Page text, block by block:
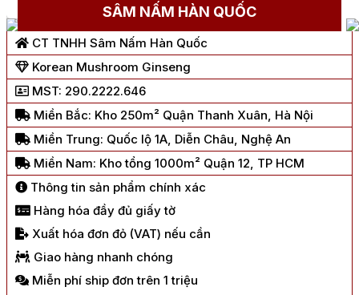
SÂM NẤM HÀN QUỐC
CT TNHH Sâm Nấm Hàn Quốc
Korean Mushroom Ginseng
MST: 290.2222.646
Miền Bắc: Kho 250m² Quận Thanh Xuân, Hà Nội
Miền Trung: Quốc lộ 1A, Diễn Châu, Nghệ An
Miền Nam: Kho tổng 1000m² Quận 12, TP HCM
Thông tin sản phẩm chính xác
Hàng hóa đầy đủ giấy tờ
Xuất hóa đơn đỏ (VAT) nếu cần
Giao hàng nhanh chóng
Miễn phí ship đơn trên 1 triệu